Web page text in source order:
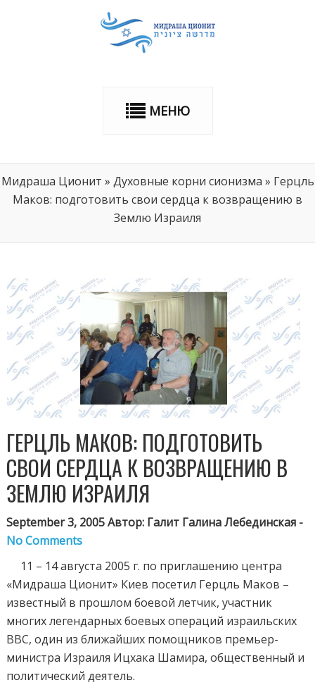
МЕНЮ
Мидраша Ционит » Духовные корни сионизма » Герцль
Маков: подготовить свои сердца к возвращению в
Землю Израиля
ГЕРЦЛЬ МАКОВ: ПОДГОТОВИТЬ
СВОИ СЕРДЦА К ВОЗВРАЩЕНИЮ В
ЗЕМЛЮ ИЗРАИЛЯ
September 3, 2005 Автор: Галит Галина Лебединская -
No Comments
11 – 14 августа 2005 г. по приглашению центра
«Мидраша Ционит» Киев посетил Герцль Маков –
известный в прошлом боевой летчик, участник
многих легендарных боевых операций израильских
ВВС, один из ближайших помощников премьер-
министра Израиля Ицхака Шамира, общественный и
политический деятель.